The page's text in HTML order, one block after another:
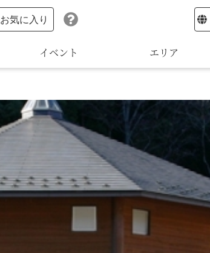
イベント エリア
お気に入り